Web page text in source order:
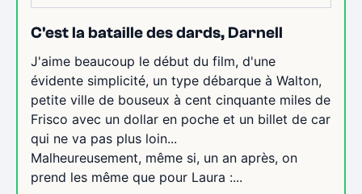
C'est la bataille des dards, Darnell
J'aime beaucoup le début du film, d'une
évidente simplicité, un type débarque à Walton,
petite ville de bouseux à cent cinquante miles de
Frisco avec un dollar en poche et un billet de car
qui ne va pas plus loin...
Malheureusement, même si, un an après, on
prend les même que pour Laura :...